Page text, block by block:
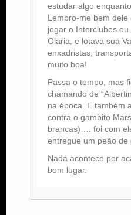
estudar algo
Lembro-me bem
jogar o Interclubes
Olaria, e lotava sua
enxadristas,
muito boa!
Passa o tempo, mas
chamando de
na época. E também
contra o gambito
brancas)…. foi com
entregue um peão de
Nada acontece por
bom lugar.